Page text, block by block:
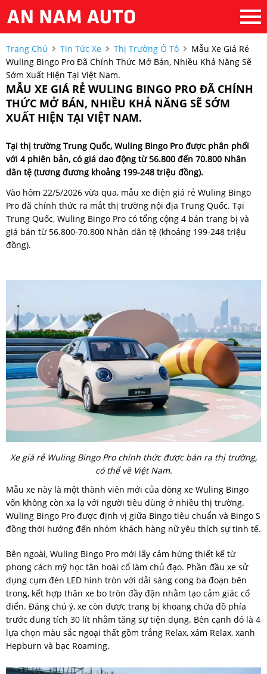
Trang Chủ Tin Tức Xe Thị Trường Ô Tô
Mẫu Xe Giá Rẻ
Wuling Bingo Pro Đã Chính Thức Mở Bán, Nhiều Khả Năng Sẽ
Sớm Xuất Hiện Tại Việt Nam.
MẪU XE GIÁ RẺ WULING BINGO PRO ĐÃ CHÍNH
THỨC MỞ BÁN, NHIỀU KHẢ NĂNG SẼ SỚM
XUẤT HIỆN TẠI VIỆT NAM.
Tại thị trường Trung Quốc, Wuling Bingo Pro được phân phối
với 4 phiên bản, có giá dao động từ 56.800 đến 70.800 Nhân
dân tệ (tương đương khoảng 199-248 triệu đồng).
Vào hôm 22/5/2026 vừa qua, mẫu xe điện giá rẻ Wuling Bingo
Pro đã chính thức ra mắt thị trường nội địa Trung Quốc. Tại
Trung Quốc, Wuling Bingo Pro có tổng cộng 4 bản trang bị và
giá bán từ 56.800-70.800 Nhân dân tệ (khoảng 199-248 triệu
đồng).
Xe giá rẻ Wuling Bingo Pro chính thức được bán ra thị trường,
có thể về Việt Nam.
Mẫu xe này là một thành viên mới của dòng xe Wuling Bingo
vốn không còn xa lạ với người tiêu dùng ở nhiều thị trường.
Wuling Bingo Pro được định vị giữa Bingo tiêu chuẩn và Bingo S
đồng thời hướng đến nhóm khách hàng nữ yêu thích sự tinh tế.
Bên ngoài, Wuling Bingo Pro mới lấy cảm hứng thiết kế từ
phong cách mỹ học tân hoài cổ làm chủ đạo. Phần đầu xe sử
dụng cụm đèn LED hình tròn với dải sáng cong ba đoạn bên
trong, kết hợp thân xe bo tròn đầy đặn nhằm tạo cảm giác cổ
điển. Đáng chú ý, xe còn được trang bị khoang chứa đồ phía
trước dung tích 30 lít nhằm tăng sự tiện dụng. Bên cạnh đó là 4
lựa chọn màu sắc ngoại thất gồm trắng Relax, xám Relax, xanh
Hepburn và bạc Roaming.